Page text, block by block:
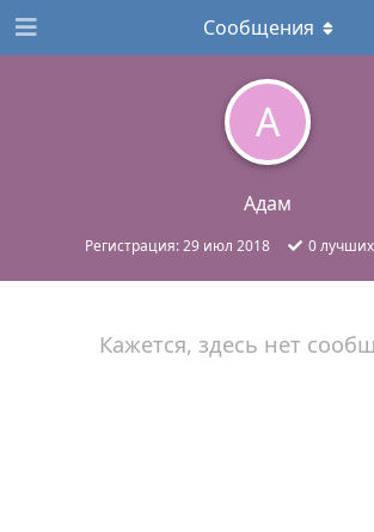
А
Адам
Регистрация:29 июл 2018 0лучших
Сообщения
Кажется, здесь нет